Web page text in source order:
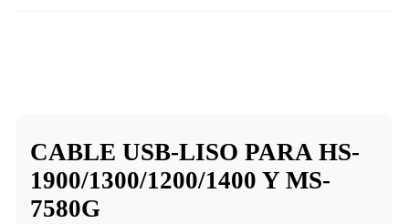
CABLE USB-LISO PARA HS-
1900/1300/1200/1400 Y MS-
7580G